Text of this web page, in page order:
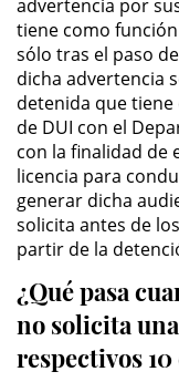
advertencia por
tiene como
sólo tras el paso
dicha advertencia
detenida que
de DUI con el
con la finalidad de
licencia para
generar dicha
solicita antes de
partir de la
¿Qué pasa
no solicita
respectivos